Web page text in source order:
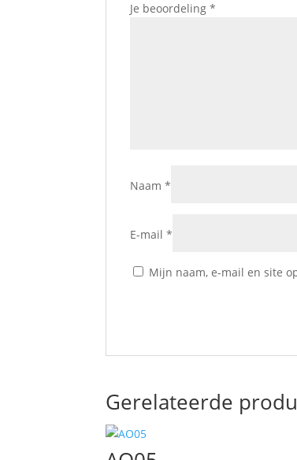
Je beoordeling*
Naam*
E-mail*
Mijn naam, e-mail en site
Gerelateerde